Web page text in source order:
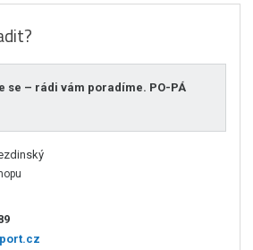
se – rádi vám poradíme. PO-PÁ